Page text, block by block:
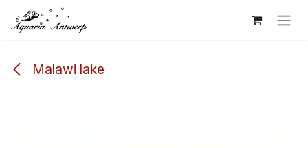
Overslaan naar inhoud
Malawi lake